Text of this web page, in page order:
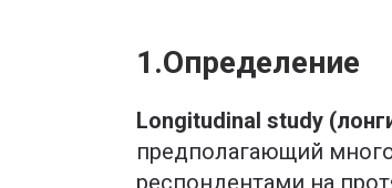
1.Определение
Longitudinal study
предполагающий
респондентами на